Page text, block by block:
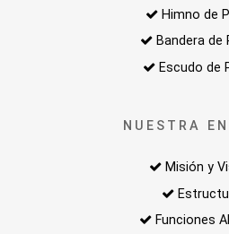
Himno de
Bandera de
Escudo de
NUESTRA
Misión y
Funciones